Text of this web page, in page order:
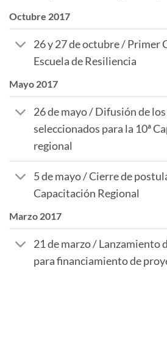
Octubre 2017
26 y 27 de octubre / Primer
Escuela de Resiliencia
Mayo 2017
26 de mayo / Difusión de
seleccionados para la 10ª
regional
5 de mayo / Cierre de
Capacitación Regional
Marzo 2017
21 de marzo / Lanzamiento
para financiamiento de